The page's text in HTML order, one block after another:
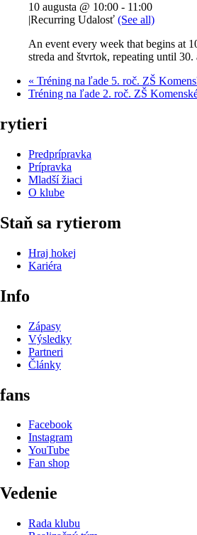
10 augusta @ 10:00 - 11:00
|Recurring Udalosť (See all)
An event every week that begins at
streda and štvrtok, repeating until 30.
« Tréning na ľade 5. roč. ZŠ
Tréning na ľade 2. roč. ZŠ
rytieri
Predprípravka
Prípravka
Mladší žiaci
O klube
Staň sa rytierom
Hraj hokej
Kariéra
Info
Zápasy
Výsledky
Partneri
Články
fans
Facebook
Instagram
YouTube
Fan shop
Vedenie
Rada klubu